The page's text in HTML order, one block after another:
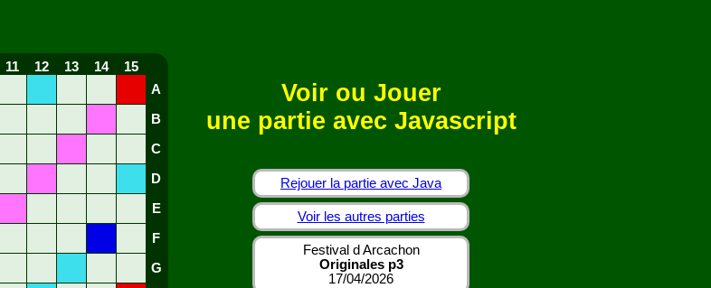
11 12 13 14
15
A
B
C
D
E
F
G
Voir ou Jouer
une partie avec Javascript
Rejouer la partie avec Java
Voir les autres parties
Festival d Arcachon
Originales p3
17/04/2026